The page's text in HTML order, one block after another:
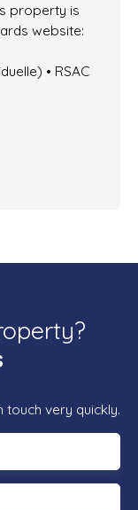
property is
website:
• RSAC
very quickly.